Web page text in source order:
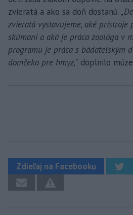
zvieratá a ako sa doň dostanú.
zvieratá vystavujeme, aké prístroje
skúmaní a aká je práca zoológa v
programu je práca s bádateľským
domčeka pre hmyz,“ doplnilo
Zdieľaj na Facebooku